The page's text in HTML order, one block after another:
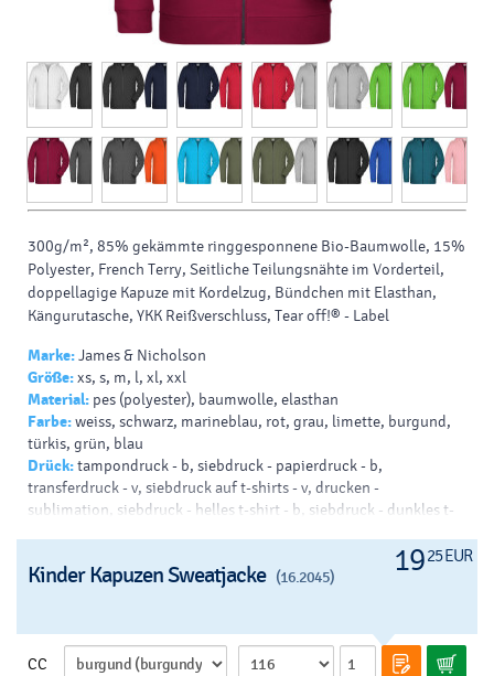
300g/m², 85% gekämmte ringgesponnene Bio-Baumwolle, 15%
Polyester, French Terry, Seitliche Teilungsnähte im Vorderteil,
doppellagige Kapuze mit Kordelzug, Bündchen mit Elasthan,
Kängurutasche, YKK Reißverschluss, Tear off!® - Label
Marke:James & Nicholson
Größe:xs, s, m, l, xl, xxl
Material: pes (polyester), baumwolle, elasthan
Farbe:weiss, schwarz, marineblau, rot, grau, limette, burgund,
türkis, grün, blau
Drück:tampondruck - b, siebdruck - papierdruck - b,
transferdruck - v, siebdruck auf t-shirts - v, drucken -
sublimation, siebdruck - helles t-shirt - b, siebdruck - dunkles t-
1925 EUR
Kinder Kapuzen Sweatjacke (16.2045)
CC